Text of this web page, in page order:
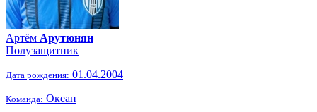
Артём Арутюнян
Полузащитник
Дата рождения: 01.04.2004
Команда: Океан